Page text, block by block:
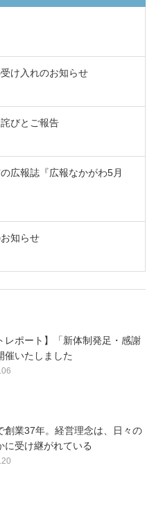
け入れのお知らせ
びとご報告
広報誌『広報なかがわ5月
知らせ
レポート】「新体制発足・感謝
催いたしました
創業37年。経営理念は、日々の
に受け継がれている